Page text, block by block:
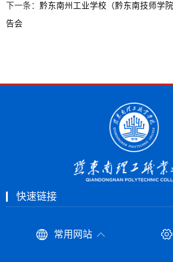
下一条： 黔东南州工业学校（黔东南技师学
告会
快速链接
常用网站